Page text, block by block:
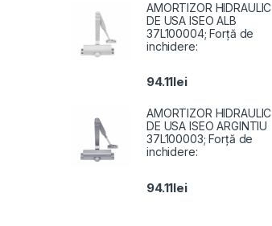
AMORTIZOR HIDRAULIC
DE USA ISEO ALB
37L100004; Forță de
inchidere:
94.11lei
AMORTIZOR HIDRAULIC
DE USA ISEO ARGINTIU
37L100003; Forță de
inchidere:
94.11lei